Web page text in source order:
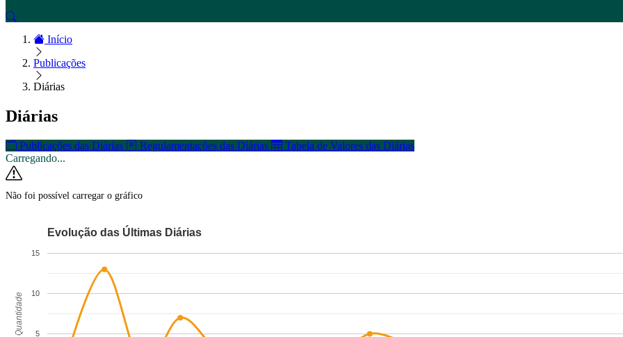
Início
Publicações
Diárias
Diárias
Publicações das Diárias Regulamentações das Diárias
Tabela de Valores das Diárias
Carregando...
Não foi possível carregar o gráfico
Evolução das Últimas Diárias
5
10
15
Quantidade